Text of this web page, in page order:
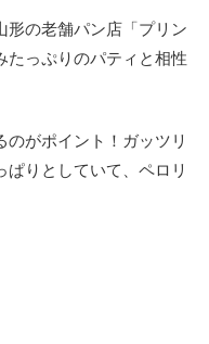
形の老舗パン店「プリン
たっぷりのパティと相性
のがポイント！ガッツリ
りとしていて、ペロリ